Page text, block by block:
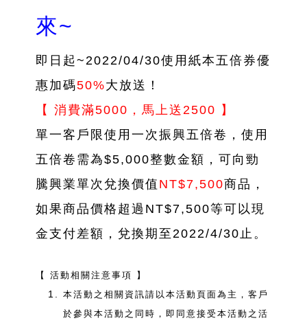
來~
即日起~2022/04/30使用紙本五倍券優
惠加碼50%大放送！
【 消費滿5000，馬上送2500 】
單一客戶限使用一次振興五倍卷，使用
五倍卷需為$5,000整數金額，可向勁
騰興業單次兌換價值 NT$7,500商品，
如果商品價格超過NT$7,500等可以現
金支付差額，兌換期至2022/4/30止。
【 活動相關注意事項 】
本活動之相關資訊請以本活動頁面為主，客戶
於參與本活動之同時，即同意接受本活動之活